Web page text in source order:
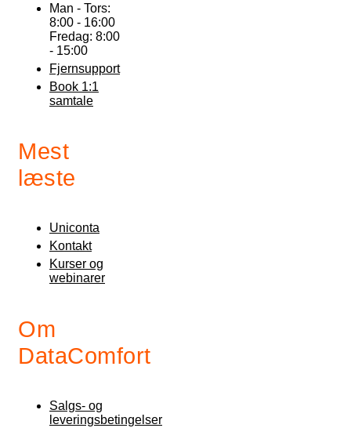
Man - Tors:
8:00 - 16:00
Fredag: 8:00
- 15:00
Fjernsupport
Book 1:1
samtale
Mest
læste
Uniconta
Kontakt
Kurser og
webinarer
Om
DataComfort
Salgs- og
leveringsbetingelser